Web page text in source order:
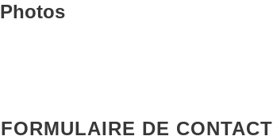
Photos
FORMULAIRE DE CONTACT